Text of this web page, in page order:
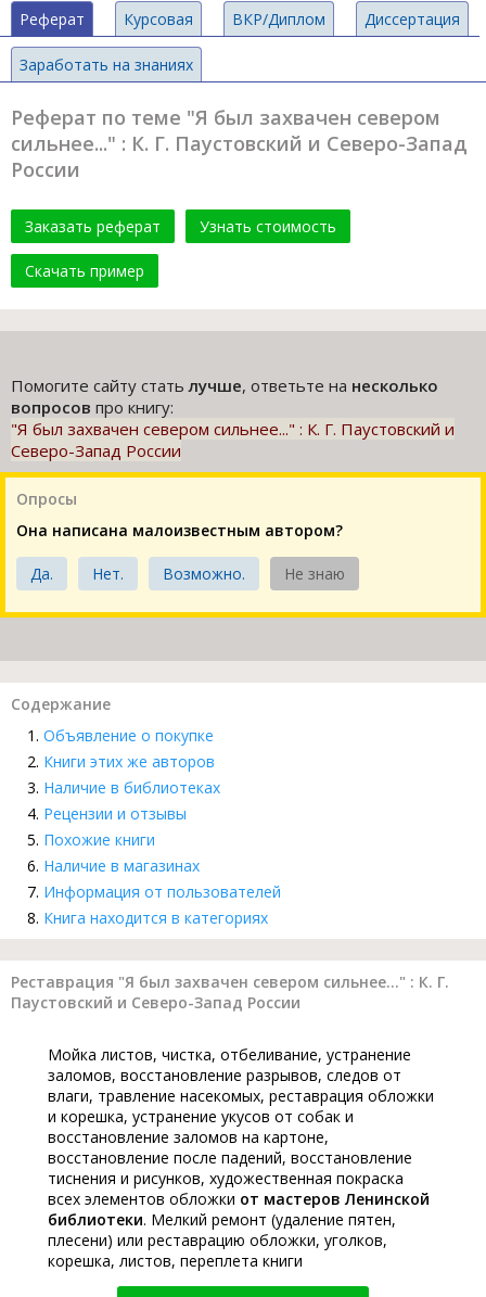
Реферат Курсовая ВКР/Диплом Диссертация
Заработать на знаниях
Реферат по теме "Я был захвачен севером
сильнее..." : К. Г. Паустовский и Северо-Запад
России
Заказать реферат Узнать стоимость
Скачать пример
Помогите сайту статьлучше, ответьте на несколько
вопросов про книгу:
"Я был захвачен севером сильнее..." : К. Г. Паустовский и
Северо-Запад России
Опросы
Она написана малоизвестным автором?
Да. Нет. Возможно. Не знаю
Содержание
Объявление о покупке
Книги этих же авторов
Наличие в библиотеках
Рецензии и отзывы
Похожие книги
Наличие в магазинах
Информация от пользователей
Книга находится в категориях
Реставрация "Я был захвачен севером сильнее..." : К. Г.
Паустовский и Северо-Запад России
Мойка листов, чистка, отбеливание, устранение
заломов, восстановление разрывов, следов от
влаги, травление насекомых, реставрация обложки
и корешка, устранение укусов от собак и
восстановление заломов на картоне,
восстановление после падений, восстановление
тиснения и рисунков, художественная покраска
всех элементов обложки от мастеров Ленинской
библиотеки. Мелкий ремонт (удаление пятен,
плесени) или реставрацию обложки, уголков,
корешка, листов, переплета книги